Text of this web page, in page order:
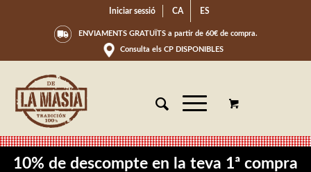
Iniciar sessió CA ES
ENVIAMENTS GRATUÏTS a partir de 60€ de compra.
Consulta els CP DISPONIBLES
10% de descompte en la teva 1ª compra